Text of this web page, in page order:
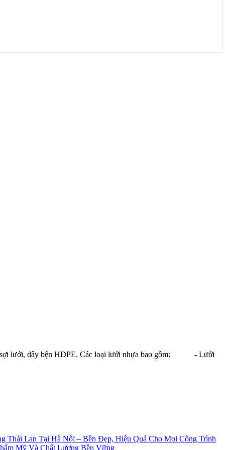
sợi lưới, dây bện HDPE. Các loại lưới nhựa bao gồm: - Lưới
Thái Lan Tại Hà Nội – Bền Đẹp, Hiệu Quả Cho Mọi Công Trình
Mỹ Và Chất Lượng Bền Vững